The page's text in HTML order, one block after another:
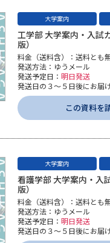
ント特集 夢ナビライ
受験準備
を調べる
理由 テレメー
大学案内
工学部 大学案内・入試
版）
料金（送料含）：送料とも
発送方法：ゆうメール
発送予定日： 明日発送
発送日の３～５日後にお届
この資料を
大学案内
看護学部 大学案内・入
版）
料金（送料含）：送料とも
発送方法：ゆうメール
発送予定日： 明日発送
発送日の３～５日後にお届